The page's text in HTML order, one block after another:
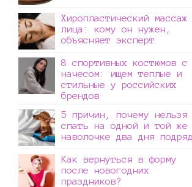
Хиропластический массаж
лица: кому он нужен,
объясняет эксперт
8 спортивных костюмов с
начесом: ищем теплые и
стильные у российских
брендов
5 причин, почему нельзя
спать на одной и той же
наволочке два дня подряд
Как вернуться в форму
после новогодних
праздников?